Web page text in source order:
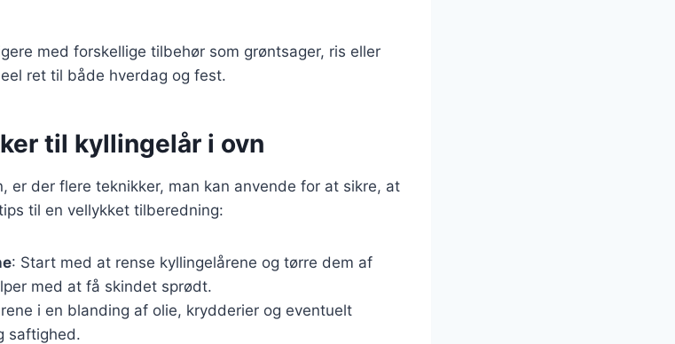
med forskellige tilbehør som grøntsager, ris eller
ret til både hverdag og fest.
til kyllingelår i ovn
er der flere teknikker, man kan anvende for at sikre, at
til en vellykket tilberedning:
: Start med at rense kyllingelårene og tørre dem af
med at få skindet sprødt.
i en blanding af olie, krydderier og eventuelt
saftighed.